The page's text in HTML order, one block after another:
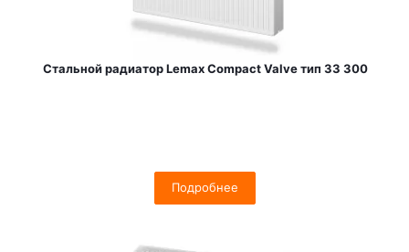
Стальной радиатор Lemax Compact Valve тип 33 300
Подробнее